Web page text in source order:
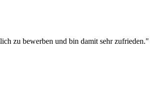
zu bewerben und bin damit sehr zufrieden."